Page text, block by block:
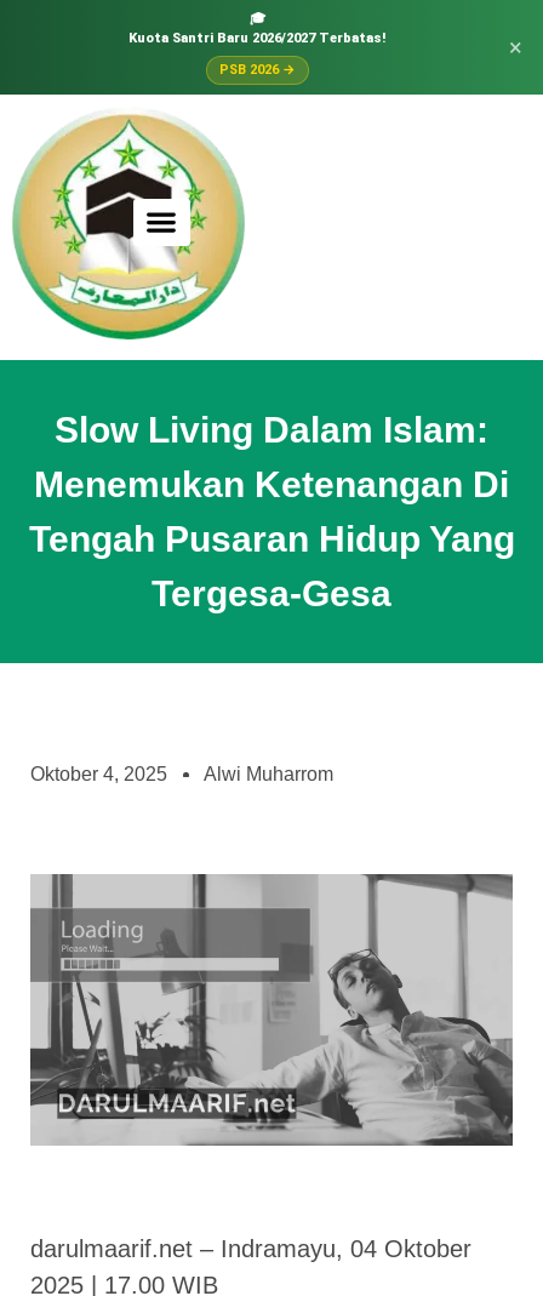
🎓
Kuota Santri Baru 2026/2027 Terbatas!
PSB 2026 →
×
Slow Living Dalam Islam:
Menemukan Ketenangan Di
Tengah Pusaran Hidup Yang
Tergesa-Gesa
Oktober 4, 2025 Alwi Muharrom
darulmaarif.net – Indramayu, 04 Oktober
2025 | 17.00 WIB